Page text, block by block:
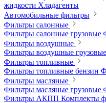
жидкости Хладагенты
Автомобильные фильтры
Фильтры салонные
Фильтры салонные грузовые
Фильтры воздушные
Фильтры воздушные грузовые
Фильтры топливные
Фильтры топливные бензин
Фильтры масляные
Фильтры масляные грузовые
Фильтры АКПП Комплекты